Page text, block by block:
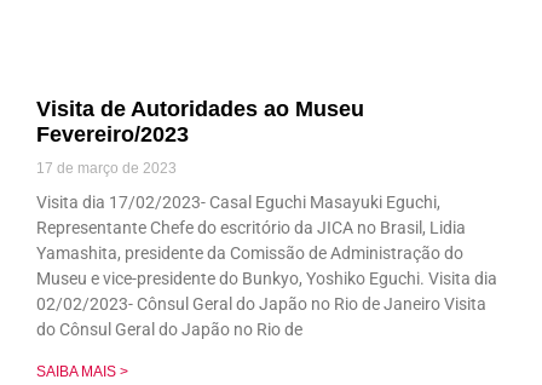
Visita de Autoridades ao Museu
Fevereiro/2023
17 de março de 2023
Visita dia 17/02/2023- Casal Eguchi Masayuki Eguchi,
Representante Chefe do escritório da JICA no Brasil, Lidia
Yamashita, presidente da Comissão de Administração do
Museu e vice-presidente do Bunkyo, Yoshiko Eguchi. Visita dia
02/02/2023- Cônsul Geral do Japão no Rio de Janeiro Visita
do Cônsul Geral do Japão no Rio de
SAIBA MAIS >